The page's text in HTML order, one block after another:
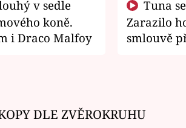
koně.
i Draco Malfoy
Zarazilo
smlouvě
DLE ZVĚROKRUHU